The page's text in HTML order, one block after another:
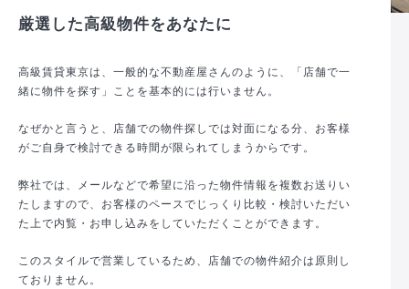
厳選した高級物件をあなたに
高級賃貸東京は、一般的な不動産屋さんのように、「店舗で一
緒に物件を探す」ことを基本的には行いません。
なぜかと言うと、店舗での物件探しでは対面になる分、お客様
がご自身で検討できる時間が限られてしまうからです。
弊社では、メールなどで希望に沿った物件情報を複数お送りい
たしますので、お客様のペースでじっくり比較・検討いただい
た上で内覧・お申し込みをしていただくことができます。
このスタイルで営業しているため、店舗での物件紹介は原則し
ておりません。